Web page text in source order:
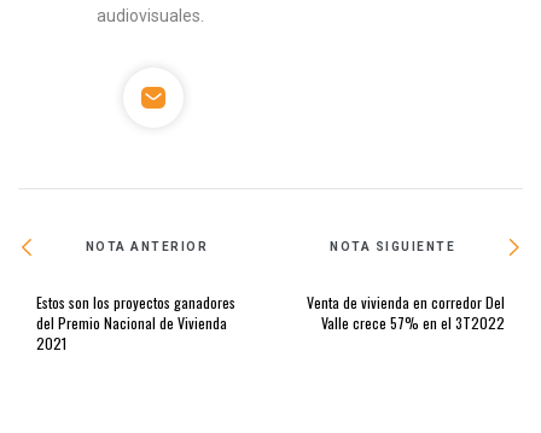
audiovisuales.
NOTA ANTERIOR
Estos son los proyectos ganadores
del Premio Nacional de Vivienda
2021
NOTA SIGUIENTE
Venta de vivienda en corredor Del
Valle crece 57% en el 3T2022